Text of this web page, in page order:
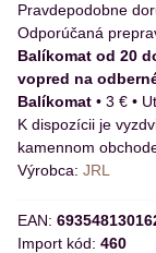
Pravdepodobne
Balíkomat od 20
vopred na
Balíkomat • 3 € •
kamennom
Výrobca: JRL
EAN:
Import kód: 460